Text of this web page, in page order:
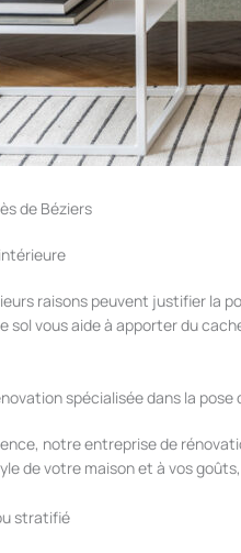
de Béziers
raisons peuvent justifier la
sol vous aide à apporter du
spécialisée dans la
notre entreprise de
de votre maison et à vos
stratifié